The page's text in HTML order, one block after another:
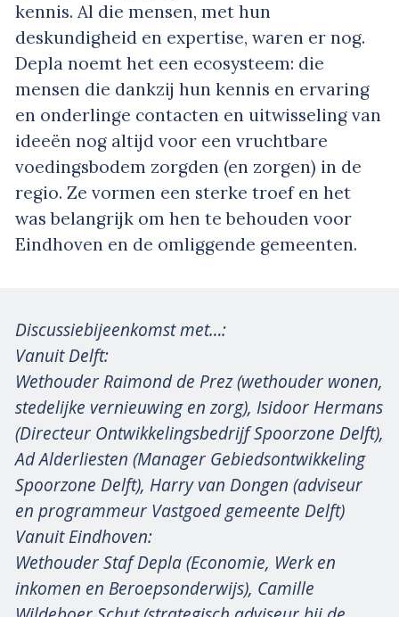
kennis. Al die mensen, met hun
deskundigheid en expertise, waren er nog.
Depla noemt het een ecosysteem: die
mensen die dankzij hun kennis en ervaring
en onderlinge contacten en uitwisseling van
ideeën nog altijd voor een vruchtbare
voedingsbodem zorgden (en zorgen) in de
regio. Ze vormen een sterke troef en het
was belangrijk om hen te behouden voor
Eindhoven en de omliggende gemeenten.
Discussiebijeenkomst met…:
Vanuit Delft:
Wethouder Raimond de Prez (wethouder wonen,
stedelijke vernieuwing en zorg), Isidoor Hermans
(Directeur Ontwikkelingsbedrijf Spoorzone Delft),
Ad Alderliesten (Manager Gebiedsontwikkeling
Spoorzone Delft), Harry van Dongen (adviseur
en programmeur Vastgoed gemeente Delft)
Vanuit Eindhoven:
Wethouder Staf Depla (Economie, Werk en
inkomen en Beroepsonderwijs), Camille